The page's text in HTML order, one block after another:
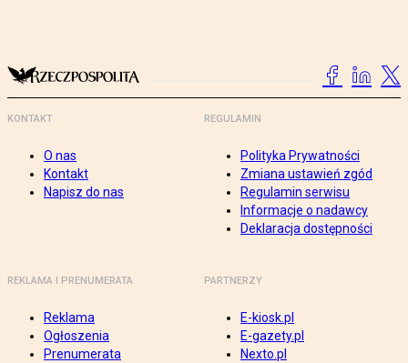
KONTAKT
O nas
Kontakt
Napisz do nas
REGULAMIN
Polityka Prywatności
Zmiana ustawień zgód
Regulamin serwisu
Informacje o nadawcy
Deklaracja dostępności
REKLAMA I PRENUMERATA
Reklama
Ogłoszenia
Prenumerata
PARTNERZY
E-kiosk.pl
E-gazety.pl
Nexto.pl